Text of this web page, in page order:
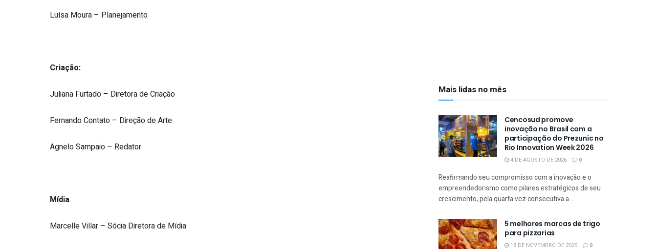
Luísa Moura – Planejamento
Criação:
Juliana Furtado – Diretora de Criação
Fernando Contato – Direção de Arte
Agnelo Sampaio – Redator
Mídia:
Marcelle Villar – Sócia Diretora de Mídia
Mais lidas no mês
Cencosud promove
inovação no Brasil com a
participação do Prezunic no
Rio Innovation Week 2026
4 DE AGOSTO DE 2026 0
Reafirmando seu compromisso com a inovação e o
empreendedorismo como pilares estratégicos de seu
crescimento, pela quarta vez consecutiva a...
5 melhores marcas de trigo
para pizzarias
18 DE NOVEMBRO DE 2025 0